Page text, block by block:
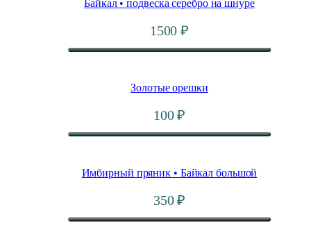
Байкал • подвеска серебро на шнуре
1500₽
Золотые орешки
100₽
Имбирный пряник • Байкал большой
350₽